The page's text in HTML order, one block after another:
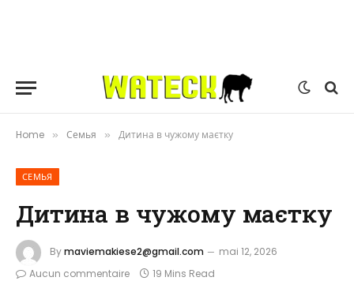
Home » Семья » Дитина в чужому маєтку
СЕМЬЯ
Дитина в чужому маєтку
Bymaviemakiese2@gmail.com
mai 12, 2026
Aucun commentaire
19 Mins Read